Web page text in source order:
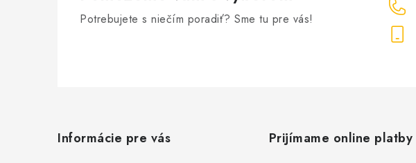
Potrebujete s niečím poradiť? Sme tu pre vás!
Informácie pre vás Prijímame online platby